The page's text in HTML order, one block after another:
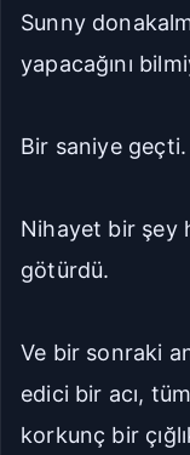
Sunny
yapacağını
Bir saniye
Nihayet bir şey
götürdü.
Ve bir sonraki
edici bir acı,
korkunç bir